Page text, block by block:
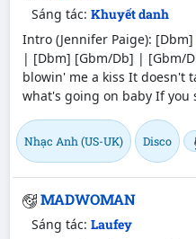
Sáng tác: Khuyết danh
Intro (Jennifer Paige):
| [Dbm] [Gbm/Db] | [Gbm/
blowin' me a kiss It doesn't
what's going on baby If you
Nhạc Anh (US-UK) Disco
MADWOMAN
Sáng tác: Laufey